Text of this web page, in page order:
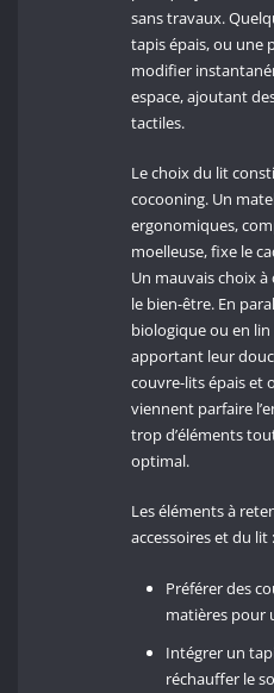
sans travaux.
tapis épais, ou une
modifier
espace, ajoutant
tactiles.
Le choix du lit
cocooning. Un
ergonomiques,
moelleuse, fixe le
Un mauvais choix
le bien-être. En
biologique ou en
apportant leur
couvre-lits épais et
viennent parfaire
trop d’éléments
optimal.
Les éléments à
accessoires et du lit :
Préférer des
matières pour
Intégrer un
réchauffer le